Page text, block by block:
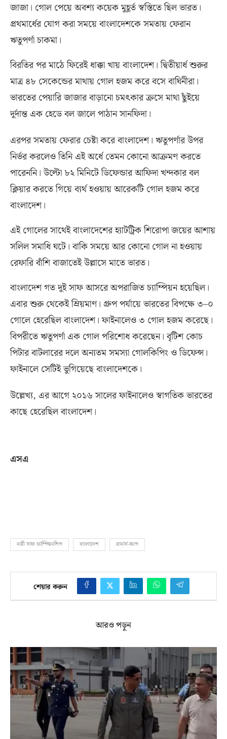
জাজা। গোল পেয়ে অবশ্য কয়েক মুহূর্ত স্বস্তিতে ছিল ভারত।
প্রথমার্ধের যোগ করা সময়ে বাংলাদেশকে সমতায় ফেরান
ঋতুপর্ণা চাকমা।
বিরতির পর মাঠে ফিরেই ধাক্কা খায় বাংলাদেশ। দ্বিতীয়ার্ধ শুরুর
মাত্র ৪৮ সেকেন্ডের মাথায় গোল হজম করে বসে বাঘিনীরা।
ভারতের পেয়ারি জাজার বাড়ানো চমৎকার ক্রসে মাথা ছুঁইয়ে
দুর্দান্ত এক হেডে বল জালে পাঠান সানফিদা।
এরপর সমতায় ফেরার চেষ্টা করে বাংলাদেশ। ঋতুপর্ণার উপর
নির্ভর করলেও তিনি এই অর্ধে তেমন কোনো আক্রমণ করতে
পারেননি। উল্টো ৮২ মিনিটে ডিফেন্ডার আফিদা খন্দকার বল
ক্লিয়ার করতে গিয়ে ব্যর্থ হওয়ায় আরেকটি গোল হজম করে
বাংলাদেশ।
এই গোলের সাথেই বাংলাদেশের হ্যাটট্রিক শিরোপা জয়ের আশায়
সলিল সমাধি ঘটে। বাকি সময়ে আর কোনো গোল না হওয়ায়
রেফারি বাঁশি বাজাতেই উল্লাসে মাতে ভারত।
বাংলাদেশ গত দুই সাফ আসরে অপরাজিত চ্যাম্পিয়ন হয়েছিল।
এবার শুরু থেকেই ম্রিয়মাণ। গ্রুপ পর্যায়ে ভারতের বিপক্ষে ৩–০
গোলে হেরেছিল বাংলাদেশ। ফাইনালেও ৩ গোল হজম করেছে।
বিপরীতে ঋতুপর্ণা এক গোল পরিশোধ করেছেন। বৃটিশ কোচ
পিটার বাটলারের দলে অন্যতম সমস্যা গোলকিপিং ও ডিফেন্স।
ফাইনালে সেটিই ভুগিয়েছে বাংলাদেশকে।
উল্লেখ্য, এর আগে ২০১৬ সালের ফাইনালেও স্বাগতিক ভারতের
কাছে হেরেছিল বাংলাদেশ।
এসএ
নারী সাফ চ্যাম্পিয়নশিপ বাংলাদেশ রানার্স-আপ
শেয়ার করুন
আরও পড়ুন